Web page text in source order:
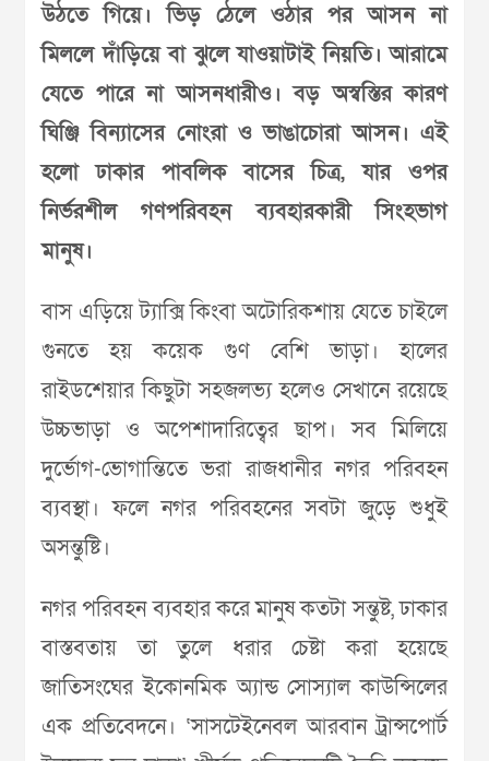
উঠতে গিয়ে। ভিড় ঠেলে ওঠার পর আসন না
মিললে দাঁড়িয়ে বা ঝুলে যাওয়াটাই নিয়তি। আরামে
যেতে পারে না আসনধারীও। বড় অস্বস্তির কারণ
ঘিঞ্জি বিন্যাসের নোংরা ও ভাঙাচোরা আসন। এই
হলো ঢাকার পাবলিক বাসের চিত্র, যার ওপর
নির্ভরশীল গণপরিবহন ব্যবহারকারী সিংহভাগ
মানুষ।
বাস এড়িয়ে ট্যাক্সি কিংবা অটোরিকশায় যেতে চাইলে
গুনতে হয় কয়েক গুণ বেশি ভাড়া। হালের
রাইডশেয়ার কিছুটা সহজলভ্য হলেও সেখানে রয়েছে
উচ্চভাড়া ও অপেশাদারিত্বের ছাপ। সব মিলিয়ে
দুর্ভোগ-ভোগান্তিতে ভরা রাজধানীর নগর পরিবহন
ব্যবস্থা। ফলে নগর পরিবহনের সবটা জুড়ে শুধুই
অসন্তুষ্টি।
নগর পরিবহন ব্যবহার করে মানুষ কতটা সন্তুষ্ট, ঢাকার
বাস্তবতায় তা তুলে ধরার চেষ্টা করা হয়েছে
জাতিসংঘের ইকোনমিক অ্যান্ড সোস্যাল কাউন্সিলের
এক প্রতিবেদনে। ‘সাসটেইনেবল আরবান ট্রান্সপোর্ট